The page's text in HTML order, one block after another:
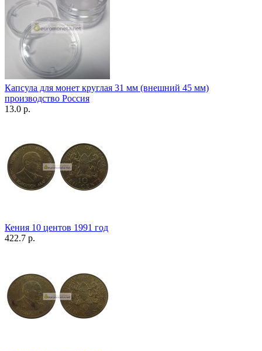
Капсула для монет круглая 31 мм (внешний 45 мм)
производство Россия
13.0 р.
Кения 10 центов 1991 год
422.7 р.